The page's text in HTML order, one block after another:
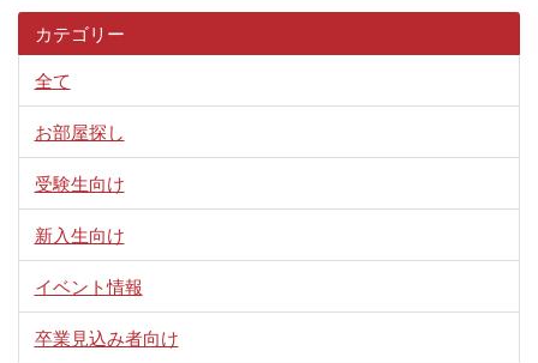
カテゴリー
全て
お部屋探し
受験生向け
新入生向け
イベント情報
卒業見込み者向け